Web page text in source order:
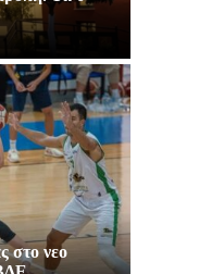
στο νεο